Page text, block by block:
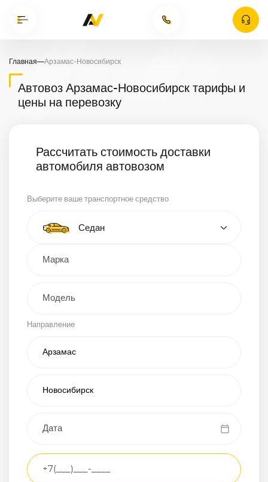
Главная—Арзамас-Новосибирск
Автовоз Арзамас-Новосибирск тарифы и
цены на перевозку
Рассчитать стоимость доставки
автомобиля автовозом
Выберите ваше транспортное средство
Тип автомобиля
Седан
Кроссовер
Направление